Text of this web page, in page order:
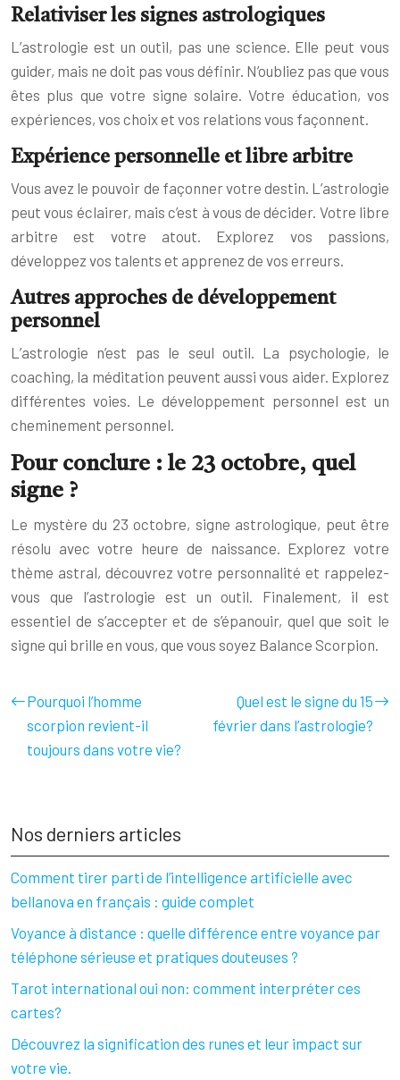
Relativiser les signes astrologiques
L’astrologie est un outil, pas une science. Elle peut vous
guider, mais ne doit pas vous définir. N’oubliez pas que vous
êtes plus que votre signe solaire. Votre éducation, vos
expériences, vos choix et vos relations vous façonnent.
Expérience personnelle et libre arbitre
Vous avez le pouvoir de façonner votre destin. L’astrologie
peut vous éclairer, mais c’est à vous de décider. Votre libre
arbitre est votre atout. Explorez vos passions,
développez vos talents et apprenez de vos erreurs.
Autres approches de développement
personnel
L’astrologie n’est pas le seul outil. La psychologie, le
coaching, la méditation peuvent aussi vous aider. Explorez
différentes voies. Le développement personnel est un
cheminement personnel.
Pour conclure : le 23 octobre, quel
signe ?
Le mystère du 23 octobre, signe astrologique, peut être
résolu avec votre heure de naissance. Explorez votre
thème astral, découvrez votre personnalité et rappelez-
vous que l’astrologie est un outil. Finalement, il est
essentiel de s’accepter et de s’épanouir, quel que soit le
signe qui brille en vous, que vous soyez Balance Scorpion.
Pourquoi l’homme
scorpion revient-il
toujours dans votre vie?
Quel est le signe du 15
février dans l’astrologie?
Nos derniers articles
Comment tirer parti de l’intelligence artificielle avec
bellanova en français : guide complet
Voyance à distance : quelle différence entre voyance par
téléphone sérieuse et pratiques douteuses ?
Tarot international oui non: comment interpréter ces
cartes?
Découvrez la signification des runes et leur impact sur
votre vie.